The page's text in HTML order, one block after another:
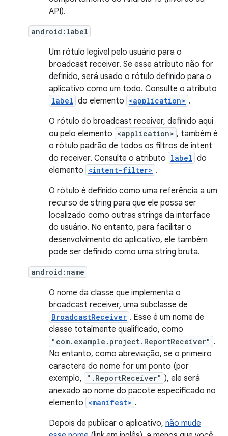
API).
android:label
Um rótulo legível pelo usuário para o
broadcast receiver. Se esse atributo não for
definido, será usado o rótulo definido para o
aplicativo como um todo. Consulte o atributo
label do elemento <application> .
O rótulo do broadcast receiver, definido aqui
ou pelo elemento <application> , também é
o rótulo padrão de todos os filtros de intent
do receiver. Consulte o atributo label do
elemento <intent-filter> .
O rótulo é definido como uma referência a um
recurso de string para que ele possa ser
localizado como outras strings da interface
do usuário. No entanto, para facilitar o
desenvolvimento do aplicativo, ele também
pode ser definido como uma string bruta.
android:name
O nome da classe que implementa o
broadcast receiver, uma subclasse de
BroadcastReceiver . Esse é um nome de
classe totalmente qualificado, como
"com.example.project.ReportReceiver" .
No entanto, como abreviação, se o primeiro
caractere do nome for um ponto (por
exemplo,
".ReportReceiver" ), ele será
anexado ao nome do pacote especificado no
elemento <manifest> .
Depois de publicar o aplicativo, não mude